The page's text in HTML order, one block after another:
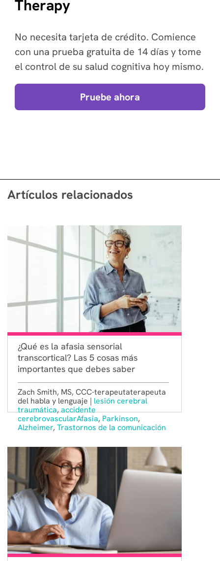
Therapy
No necesita tarjeta de crédito. Comience
con una prueba gratuita de 14 días y tome
el control de su salud cognitiva hoy mismo.
Pruebe ahora
Artículos relacionados
¿Qué es la afasia sensorial
transcortical? Las 5 cosas más
importantes que debes saber
Zach Smith, MS, CCC-terapeutaterapeuta
del habla y lenguaje | lesión cerebral
traumática,accidente
cerebrovascularAfasia, Parkinson,
Alzheimer, Trastornos de la comunicación